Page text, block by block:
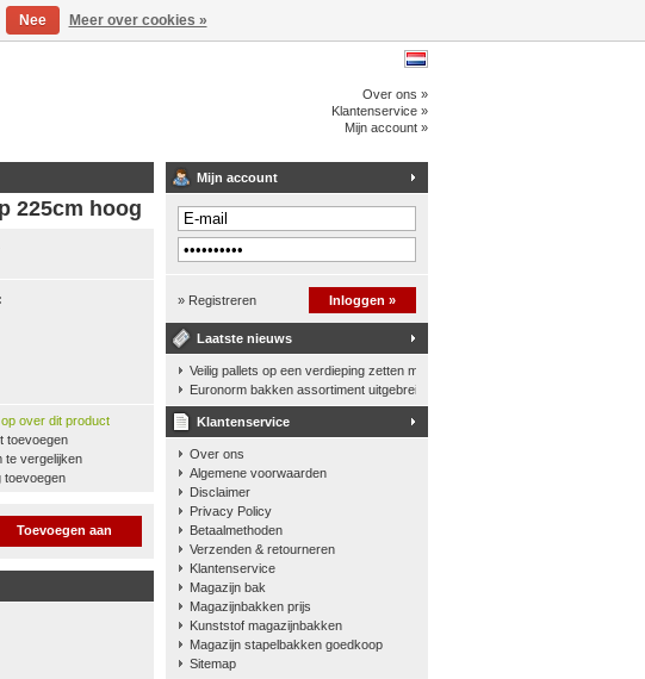
Over ons »
Klantenservice »
Mijn account »
225cm hoog
over dit product
toevoegen
te vergelijken
toevoegen
Toevoegen aan
Mijn account
» Registreren Inloggen »
Laatste nieuws
Veilig pallets op een verdieping zetten met een palletkantelhek
Euronorm bakken assortiment uitgebreid
Klantenservice
Over ons
Algemene voorwaarden
Disclaimer
Privacy Policy
Betaalmethoden
Verzenden & retourneren
Klantenservice
Magazijn bak
Magazijnbakken prijs
Kunststof magazijnbakken
Magazijn stapelbakken goedkoop
Sitemap
Nee Meer over cookies »